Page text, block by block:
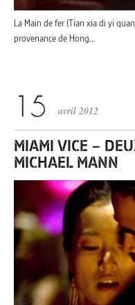
La Main de fer (Tian xia di yi
provenance de Hong…
avril 2012
MIAMI VICE –
MICHAEL MANN